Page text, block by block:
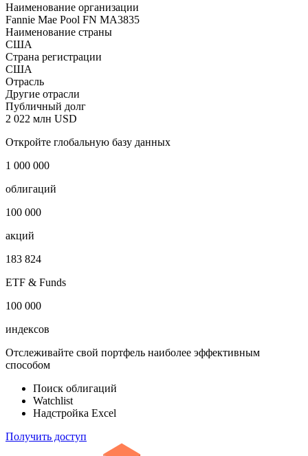
Наименование организации
Fannie Mae Pool FN MA3835
Наименование страны
США
Страна регистрации
США
Отрасль
Другие отрасли
Публичный долг
2 022 млн USD
Откройте глобальную базу данных
1 000 000
облигаций
100 000
акций
183 824
ETF & Funds
100 000
индексов
Отслеживайте свой портфель наиболее эффективным
способом
Поиск облигаций
Watchlist
Надстройка Excel
Получить доступ